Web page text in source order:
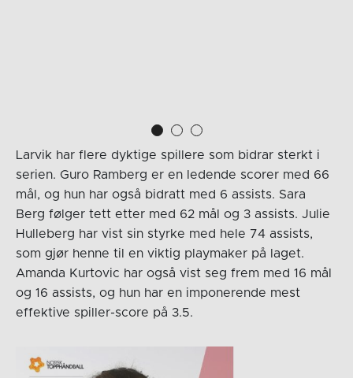
Larvik har flere dyktige spillere som bidrar sterkt i
serien. Guro Ramberg er en ledende scorer med 66
mål, og hun har også bidratt med 6 assists. Sara
Berg følger tett etter med 62 mål og 3 assists. Julie
Hulleberg har vist sin styrke med hele 74 assists,
som gjør henne til en viktig playmaker på laget.
Amanda Kurtovic har også vist seg frem med 16 mål
og 16 assists, og hun har en imponerende mest
effektive spiller-score på 3.5.